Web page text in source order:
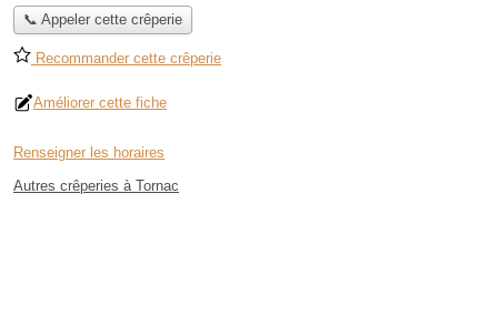
📞 Appeler cette crêperie
Recommander cette crêperie
Améliorer cette fiche
Renseigner les horaires
Autres crêperies à Tornac